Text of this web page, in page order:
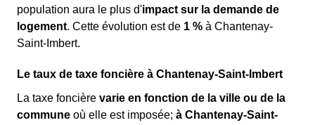
population aura le plus d'impact sur la demande de
logement. Cette évolution est de 1 % à Chantenay-
Saint-Imbert.
Le taux de taxe foncière à Chantenay-Saint-Imbert
La taxe foncière varie en fonction de la ville ou de la
commune où elle est imposée; à Chantenay-Saint-